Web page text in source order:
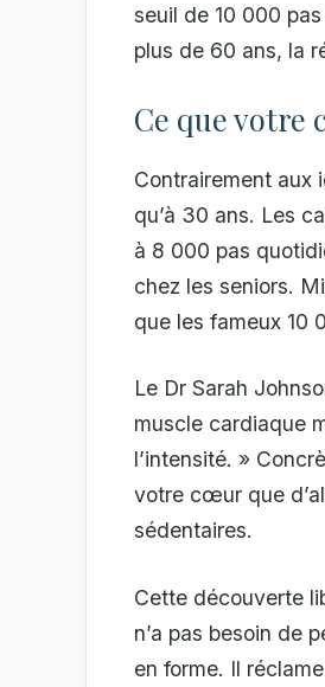
seuil de 10 000
plus de 60 ans, la
Ce que votre
Contrairement aux
qu’à 30 ans. Les
à 8 000 pas
chez les seniors.
que les fameux 10
Le Dr Sarah
muscle cardiaque
l’intensité. »
votre cœur que
sédentaires.
Cette découverte
n’a pas besoin de
en forme. Il